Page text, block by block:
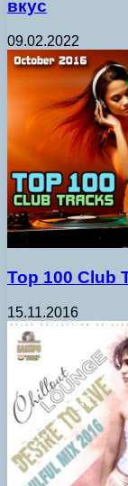
вкус
09.02.2022
Top 100 Club
15.11.2016